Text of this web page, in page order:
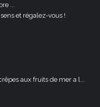
...
et régalez-vous !
aux fruits de mer a l...